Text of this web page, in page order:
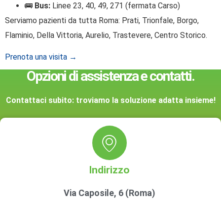
🚌 Bus: Linee 23, 40, 49, 271 (fermata Carso)
Serviamo pazienti da tutta Roma: Prati, Trionfale, Borgo,
Flaminio, Della Vittoria, Aurelio, Trastevere, Centro Storico.
Prenota una visita →
Opzioni di assistenza e contatti.
Contattaci subito: troviamo la soluzione adatta insieme!
Indirizzo
Via Caposile, 6 (Roma)